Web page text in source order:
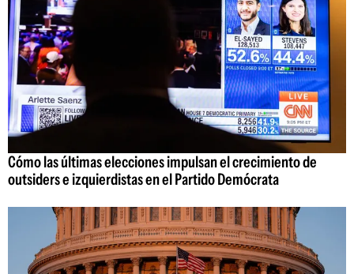
Cómo las últimas elecciones impulsan el crecimiento de
outsiders e izquierdistas en el Partido Demócrata